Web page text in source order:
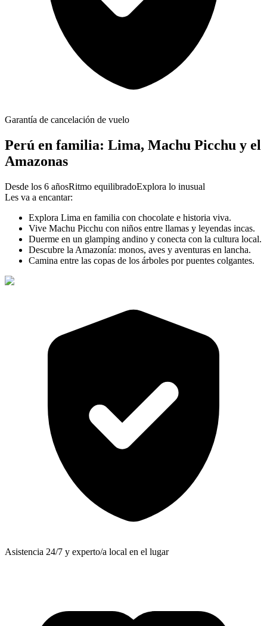
Garantía de cancelación de vuelo
Perú en familia: Lima, Machu Picchu y el
Amazonas
Desde los 6 añosRitmo equilibradoExplora lo inusual
Les va a encantar:
Explora Lima en familia con chocolate e historia viva.
Vive Machu Picchu con niños entre llamas y leyendas incas.
Duerme en un glamping andino y conecta con la cultura local.
Descubre la Amazonía: monos, aves y aventuras en lancha.
Camina entre las copas de los árboles por puentes colgantes.
Asistencia 24/7 y experto/a local en el lugar